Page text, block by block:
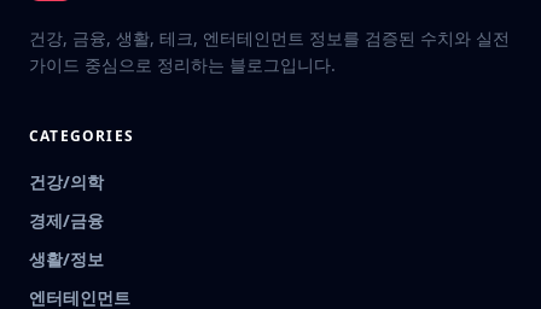
건강, 금융, 생활, 테크, 엔터테인먼트 정보를 검증된 수치와 실전
가이드 중심으로 정리하는 블로그입니다.
CATEGORIES
건강/의학
경제/금융
생활/정보
엔터테인먼트